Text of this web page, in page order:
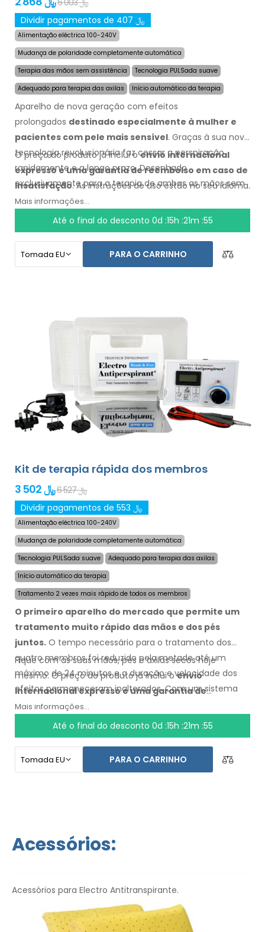
6 003 ﷼
Dividir pagamentos de 407 ﷼
Alimentação eléctrica 100-240V
Mudança de polaridade completamente automática
Terapia das mãos sem assistência
Tecnologia PULSada suave
Adequado para terapia das axilas
Início automático da terapia
Aparelho de nova geração com efeitos
prolongados destinado especialmente à mulher e
pacientes com pele mais sensível. Graças à sua nova
tecnologia revolucionária faz cessar a perspiração
rapidamente e a longo prazo. Desenhado
exclusivamente para a terapia de ambas as mãos sem
asistência duma segunda pessoa e para a terapia dos
pés e das axilas (tudo em embalagem básica).
O preço do produto já inclui oenvio internacional
expresso e uma garantia de reembolso em caso de
insatisfação. As instruções de uso estão no seu idioma.
Mais informações...
Até o final do desconto 0d :15h :21m :54
PARA O CARRINHO
Kit de terapia rápida dos membros
3 502 ﷼
6 527 ﷼
Dividir pagamentos de 553 ﷼
Alimentação eléctrica 100-240V
Mudança de polaridade completamente automática
Tecnologia PULSada suave
Adequado para terapia das axilas
Início automático da terapia
Tratamento 2 vezes mais rápido de todos os membros
O primeiro aparelho do mercado que permite um
tratamento muito rápido das mãos e dos pés
juntos. O tempo necessário para o tratamento dos
quatro membros foi reduzido pela metade até um
máximo de 24 minutos e a duração e velocidade dos
efeitos permaneceram inalterados. Com um sistema
automático não fica dependente de nenhuma outra
Fique com as suas mãos, pés e axilas secos hoje
mesmo. O preço do produto já inclui oenvio
internacional expresso e uma garantia de
reembolso em caso de insatisfação
uso estão no seu idioma.
Mais informações...
Até o final do desconto 0d :15h :21m :54
PARA O CARRINHO
Acessórios:
Acessórios para Electro Antitranspirante.